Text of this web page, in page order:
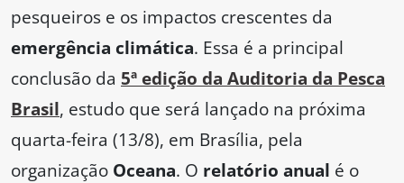
pesqueiros e os impactos crescentes da
emergência climática. Essa é a principal
conclusão da 5ª edição da Auditoria da Pesca
Brasil, estudo que será lançado na próxima
quarta-feira (13/8), em Brasília, pela
organização Oceana. O relatório anual é o